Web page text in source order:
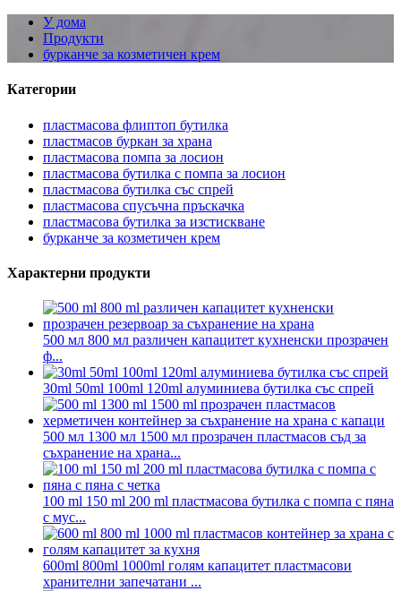
У дома
Продукти
бурканче за козметичен крем
Категории
пластмасова флиптоп бутилка
пластмасов буркан за храна
пластмасова помпа за лосион
пластмасова бутилка с помпа за лосион
пластмасова бутилка със спрей
пластмасова спусъчна пръскачка
пластмасова бутилка за изстискване
бурканче за козметичен крем
Характерни продукти
500 мл 800 мл различен капацитет кухненски прозрачен
ф...
30ml 50ml 100ml 120ml алуминиева бутилка със спрей
500 мл 1300 мл 1500 мл прозрачен пластмасов съд за
съхранение на храна...
100 ml 150 ml 200 ml пластмасова бутилка с помпа с пяна
с мус...
600ml 800ml 1000ml голям капацитет пластмасови
хранителни запечатани ...